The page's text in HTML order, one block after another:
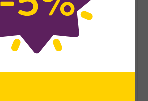
casa in modo
consigli pratici